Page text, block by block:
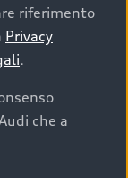
riferimento
Privacy
.
che a